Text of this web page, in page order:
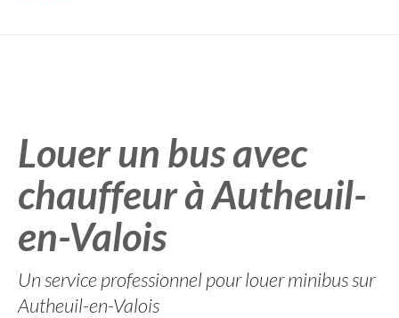
Louer un bus avec
chauffeur à Autheuil-
en-Valois
Un service professionnel pour louer minibus sur
Autheuil-en-Valois